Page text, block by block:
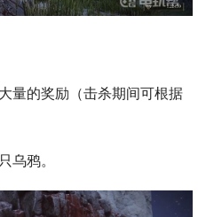
量的奖励（击杀期间可根据
乌鸦。